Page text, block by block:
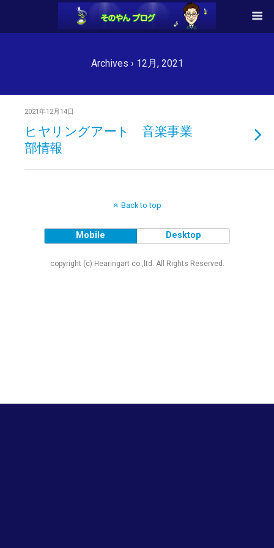
Archives › 12月, 2021
2021年12月14日
ヒヤリングアート 音楽事業
部情報
Back to top
Mobile Desktop
copyright (c) Hearingart co.,ltd. All Rights Reserved.